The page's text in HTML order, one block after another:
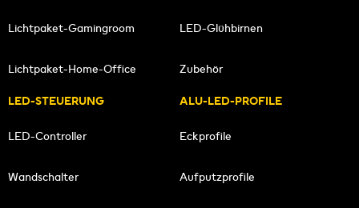
Lichtpaket-Gamingroom
Lichtpaket-Home-Office
LED-Glühbirnen
Zubehör
LED-STEUERUNG
LED-Controller
Wandschalter
ALU-LED-PROFILE
Eckprofile
Aufputzprofile